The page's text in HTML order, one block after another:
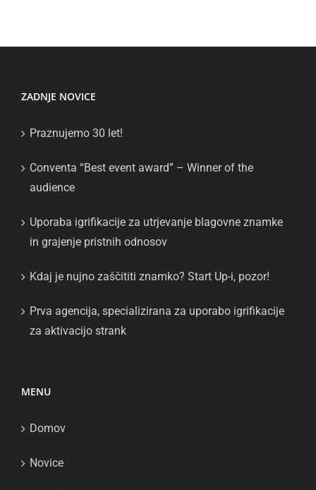
ZADNJE NOVICE
Praznujemo 30 let!
Conventa “Best event award” – Winner of the
audience
Uporaba igrifikacije za utrjevanje blagovne znamke
in grajenje pristnih odnosov
Kdaj je nujno zaščititi znamko? Start Up-i, pozor!
Prva agencija, specializirana za uporabo igrifikacije
za aktivacijo strank
MENU
Domov
Novice